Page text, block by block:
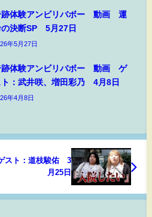
跡体験アンビリバボー 動画 運
の決断SP 5月27日
年5月27日
跡体験アンビリバボー 動画 ゲ
：武井咲、増田彩乃 4月8日
年4月8日
スト：道枝駿佑 3
月25日